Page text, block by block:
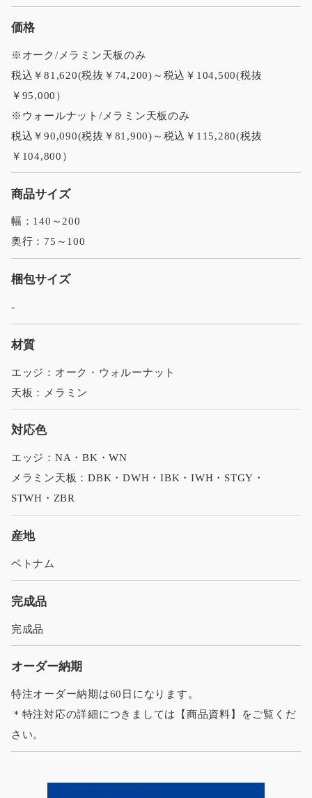
価格
※オーク/メラミン天板のみ
税込￥81,620(税抜￥74,200)～税込￥104,500(税抜
￥95,000）
※ウォールナット/メラミン天板のみ
税込￥90,090(税抜￥81,900)～税込￥115,280(税抜
￥104,800）
商品サイズ
幅：140～200
奥行：75～100
梱包サイズ
-
材質
エッジ：オーク・ウォルーナット
天板：メラミン
対応色
エッジ：NA・BK・WN
メラミン天板：DBK・DWH・IBK・IWH・STGY・
STWH・ZBR
産地
ベトナム
完成品
完成品
オーダー納期
特注オーダー納期は60日になります。
＊特注対応の詳細につきましては【商品資料】をご覧くだ
さい。